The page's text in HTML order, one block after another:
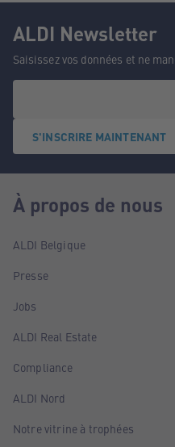
ALDI Newsletter
Saisissez vos données et ne
S'INSCRIRE MAINTENANT
À propos de nous
ALDI Belgique
Presse
Jobs
ALDI Real Estate
Compliance
ALDI Nord
Notre vitrine à trophées